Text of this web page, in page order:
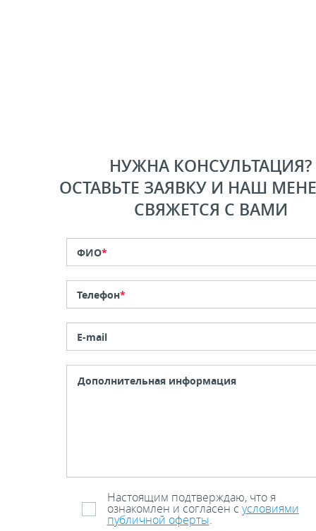
НУЖНА КОНСУЛЬТАЦИЯ?
ОСТАВЬТЕ ЗАЯВКУ И НАШ
СВЯЖЕТСЯ С ВАМИ
ФИО*
Телефон*
E-mail
Настоящим подтверждаю, что я
ознакомлен и согласен с условиями
публичной оферты.